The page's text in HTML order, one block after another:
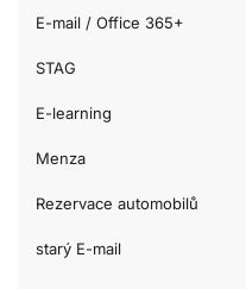
E-mail / Office 365+
STAG
E-learning
Menza
Rezervace automobilů
starý E-mail